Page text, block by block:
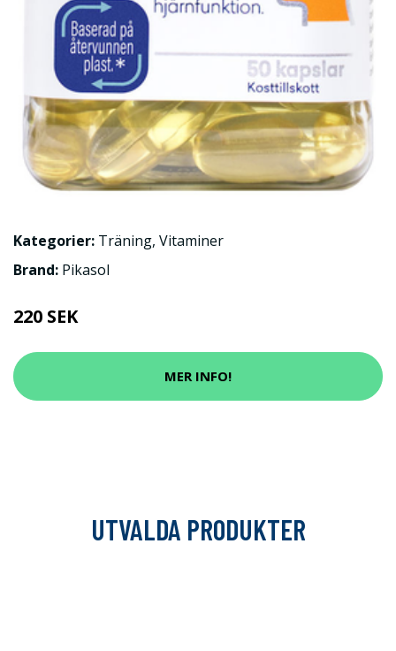
Kategorier: Träning, Vitaminer
Brand: Pikasol
220 SEK
MER INFO!
UTVALDA PRODUKTER